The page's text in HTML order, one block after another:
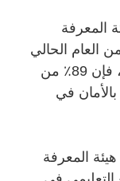
المعرفة
العام الحالي
وشارك فيه ما يقارب 75 ألف ولي أمر، فإن 89٪ من
في
المعرفة